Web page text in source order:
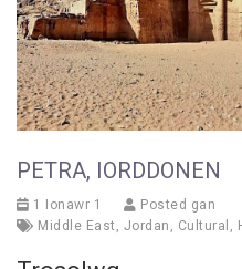
PETRA, IORDDONEN
1 Ionawr 1
Posted gan
Middle East , Jordan , Cultural ,